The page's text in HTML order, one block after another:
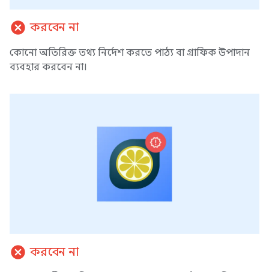
cancel করবেন না
কোনো অতিরিক্ত তথ্য নির্দেশ করতে পাঠ্য বা গ্রাফিক উপাদান
ব্যবহার করবেন না।
cancel করবেন না